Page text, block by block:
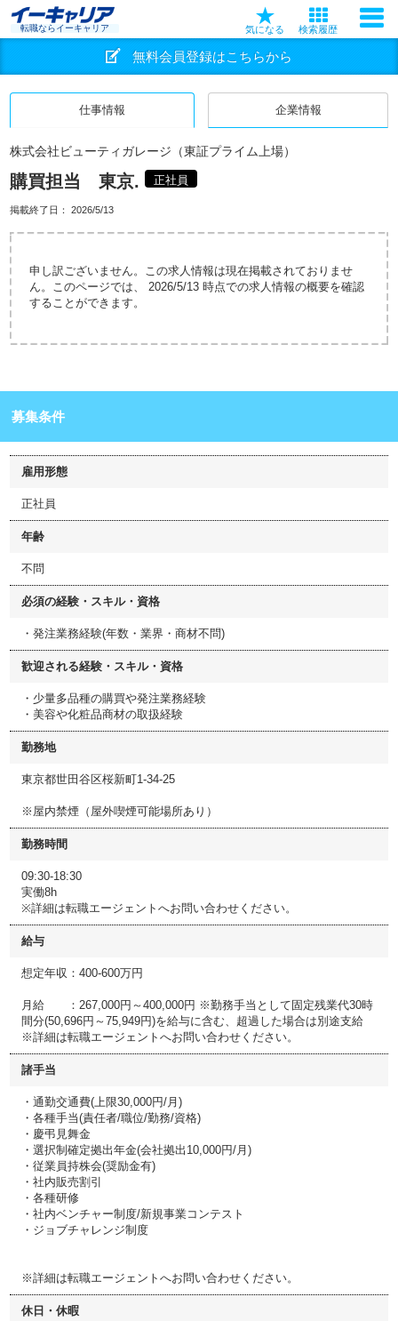
転職ならイーキャリア 気になる 検索履歴
無料会員登録はこちらから
仕事情報 企業情報
株式会社ビューティガレージ（東証プライム上場）
購買担当 東京. 正社員
掲載終了日： 2026/5/13
申し訳ございません。この求人情報は現在掲載されておりませ
ん。このページでは、 2026/5/13 時点での求人情報の概要を確認
することができます。
募集条件
雇用形態
正社員
年齢
不問
必須の経験・スキル・資格
・発注業務経験(年数・業界・商材不問)
歓迎される経験・スキル・資格
・少量多品種の購買や発注業務経験
・美容や化粧品商材の取扱経験
勤務地
東京都世田谷区桜新町1-34-25
※屋内禁煙（屋外喫煙可能場所あり）
勤務時間
09:30-18:30
実働8h
※詳細は転職エージェントへお問い合わせください。
給与
想定年収：400-600万円
月給 ：267,000円～400,000円 ※勤務手当として固定残業代30時
間分(50,696円～75,949円)を給与に含む、超過した場合は別途支給
※詳細は転職エージェントへお問い合わせください。
諸手当
・通勤交通費(上限30,000円/月)
・各種手当(責任者/職位/勤務/資格)
・慶弔見舞金
・選択制確定拠出年金(会社拠出10,000円/月)
・従業員持株会(奨励金有)
・社内販売割引
・各種研修
・社内ベンチャー制度/新規事業コンテスト
・ジョブチャレンジ制度
※詳細は転職エージェントへお問い合わせください。
休日・休暇